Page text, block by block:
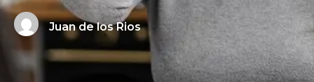
Juan de los Rios